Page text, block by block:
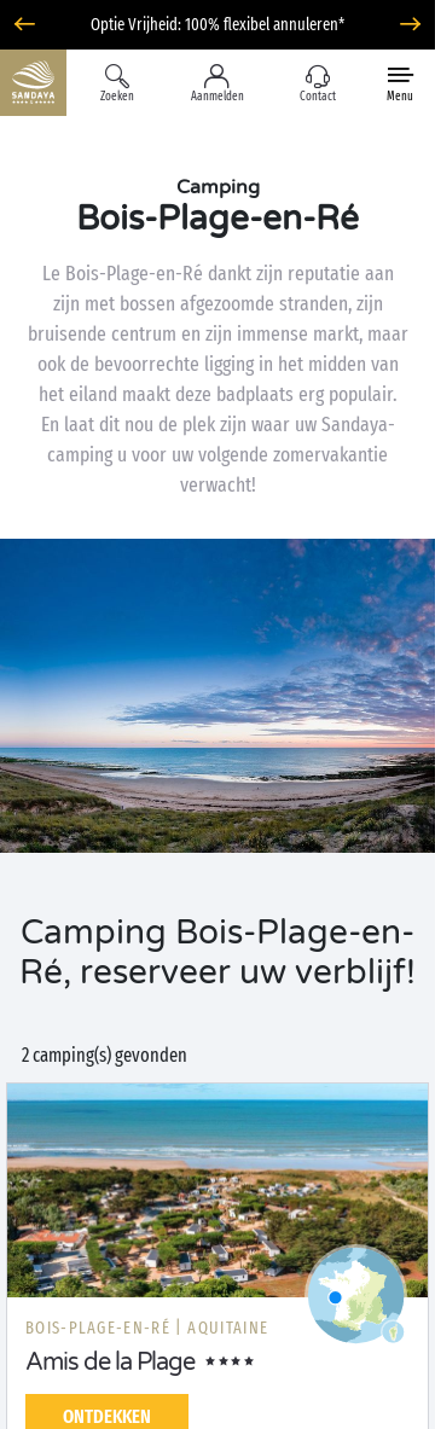
Optie Vrijheid: 100% flexibel annuleren*
Zoeken Aanmelden Contact Menu
Camping
Bois-Plage-en-Ré
Le Bois-Plage-en-Ré dankt zijn reputatie aan
zijn met bossen afgezoomde stranden, zijn
bruisende centrum en zijn immense markt, maar
ook de bevoorrechte ligging in het midden van
het eiland maakt deze badplaats erg populair.
En laat dit nou de plek zijn waar uw Sandaya-
camping u voor uw volgende zomervakantie
verwacht!
Camping Bois-Plage-en-
Ré, reserveer uw verblijf!
2 camping(s) gevonden
BOIS-PLAGE-EN-RÉ | AQUITAINE
Amis de la Plage
ONTDEKKEN